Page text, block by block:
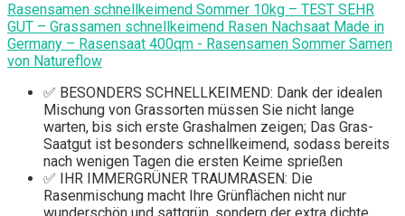
Rasensamen schnellkeimend Sommer 10kg – TEST SEHR
GUT – Grassamen schnellkeimend Rasen Nachsaat Made in
Germany – Rasensaat 400qm - Rasensamen Sommer Samen
von Natureflow
✅ BESONDERS SCHNELLKEIMEND: Dank der idealen
Mischung von Grassorten müssen Sie nicht lange
warten, bis sich erste Grashalmen zeigen; Das Gras-
Saatgut ist besonders schnellkeimend, sodass bereits
nach wenigen Tagen die ersten Keime sprießen
✅ IHR IMMERGRÜNER TRAUMRASEN: Die
Rasenmischung macht Ihre Grünflächen nicht nur